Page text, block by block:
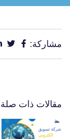
مشاركة:
مقالات ذات صلة